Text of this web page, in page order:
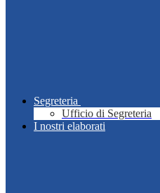
Segreteria
Ufficio di Segreteria
I nostri elaborati